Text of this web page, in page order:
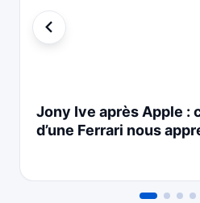
Jony Ive après Apple :
d’une Ferrari nous